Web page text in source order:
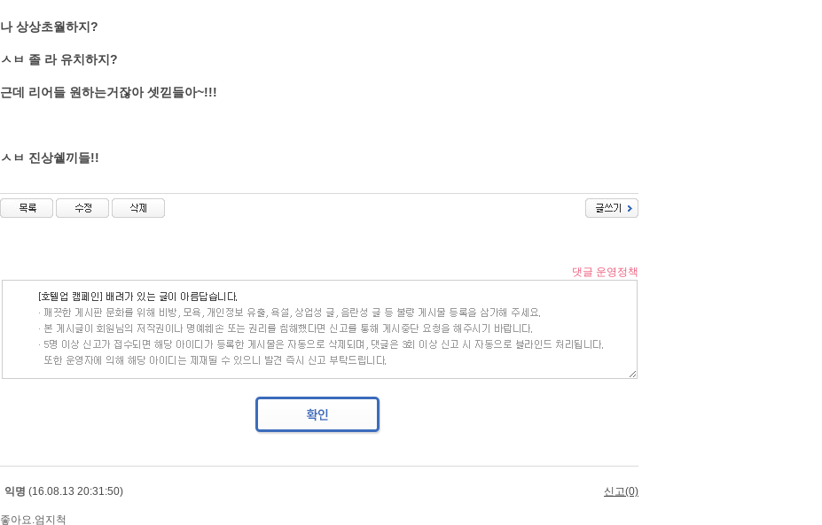
나 상상초월하지?
ㅅㅂ 졸 라 유치하지?
근데 리어들 원하는거잖아 셋낃들아~!!!
ㅅㅂ 진상쉩끼들!!